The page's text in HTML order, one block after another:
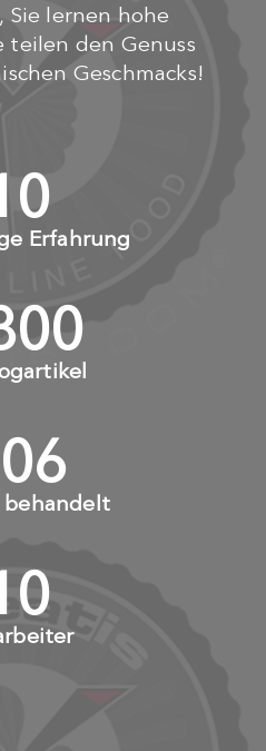
Sie lernen hohe
teilen den Genuss
Geschmacks!
+
Erfahrung
+
+
behandelt
+